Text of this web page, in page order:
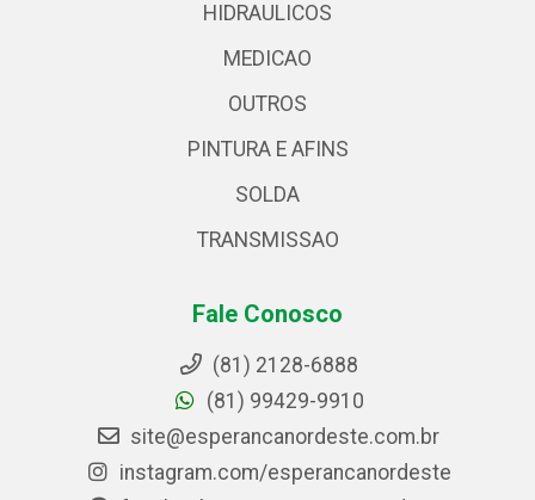
HIDRAULICOS
MEDICAO
OUTROS
PINTURA E AFINS
SOLDA
TRANSMISSAO
Fale Conosco
(81) 2128-6888
(81) 99429-9910
site@esperancanordeste.com.br
instagram.com/esperancanordeste